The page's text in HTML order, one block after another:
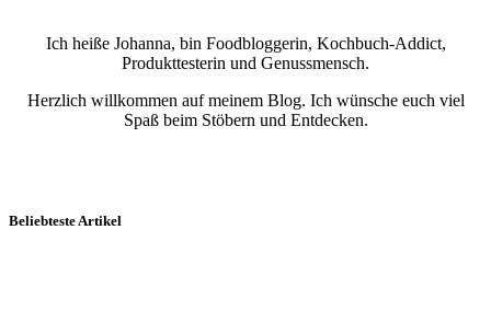
Ich heiße Johanna, bin Foodbloggerin, Kochbuch-Addict,
Produkttesterin und Genussmensch.
Herzlich willkommen auf meinem Blog. Ich wünsche euch viel
Spaß beim Stöbern und Entdecken.
Beliebteste Artikel